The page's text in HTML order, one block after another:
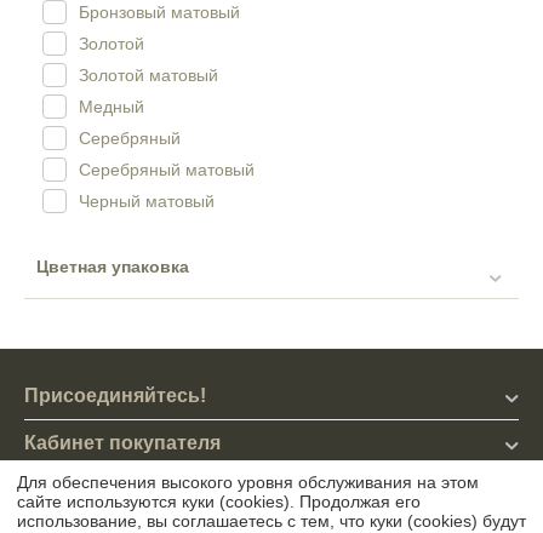
Бронзовый матовый
Золотой
Золотой матовый
Медный
Серебряный
Серебряный матовый
Черный матовый
Цветная упаковка
Присоединяйтесь!
Кабинет покупателя
Магазин
Для обеспечения высокого уровня обслуживания на этом
сайте используются куки (cookies). Продолжая его
использование, вы соглашаетесь с тем, что куки (cookies) будут